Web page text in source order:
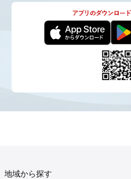
地域から探す